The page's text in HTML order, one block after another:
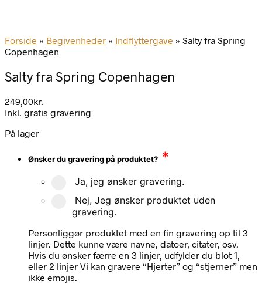
Forside » Begivenheder » Indflyttergave » Salty fra Spring
Copenhagen
Salty fra Spring Copenhagen
249,00kr.
Inkl. gratis gravering
På lager
Ønsker du gravering på produktet? *
Ja, jeg ønsker gravering.
Nej, Jeg ønsker produktet uden
gravering.
Personliggør produktet med en fin gravering op til 3
linjer. Dette kunne være navne, datoer, citater, osv.
Hvis du ønsker færre en 3 linjer, udfylder du blot 1,
eller 2 linjer Vi kan gravere “Hjerter” og “stjerner” men
ikke emojis.